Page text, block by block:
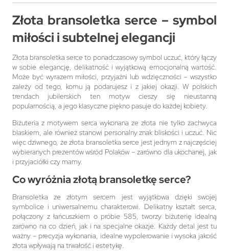
Złota bransoletka serce – symbol
miłości i subtelnej elegancji
Złota bransoletka serce to ponadczasowy symbol uczuć, który łączy
w sobie elegancję, delikatność i wyjątkową emocjonalną wartość.
Może być wyrazem miłości, przyjaźni lub wdzięczności – wszystko
zależy od tego, komu ją podarujesz i z jakiej okazji. W polskich
trendach jubilerskich ten motyw cieszy się nieustanną
popularnością, a jego klasyczne piękno pasuje do każdej kobiety.
Biżuteria z motywem serca wykonana ze złota nie tylko zachwyca
blaskiem, ale również stanowi personalny znak bliskości i uczuć. Nic
więc dziwnego, że złota bransoletka serce jest jednym z najczęściej
wybieranych prezentów wśród Polaków – zarówno dla ukochanej, jak
i przyjaciółki czy mamy.
Co wyróżnia złotą bransoletkę serce?
Bransoletka ze złotym sercem jest wyjątkowa dzięki swojej
symbolice i uniwersalnemu charakterowi. Delikatny kształt serca,
połączony z łańcuszkiem o próbie 585, tworzy biżuterię idealną
zarówno na co dzień, jak i na specjalne okazje. Każdy detal jest tu
ważny – precyzja wykonania, idealne wypolerowanie i wysoka jakość
złota wpływają na trwałość i estetykę.